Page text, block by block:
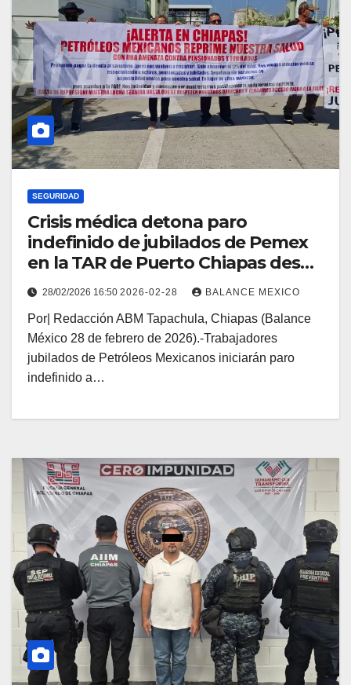
SEGURIDAD
Crisis médica detona paro
indefinido de jubilados de Pemex
en la TAR de Puerto Chiapas desde
este Lunes
28/02/2026 16:50 2026-02-28 BALANCE MEXICO
Por| Redacción ABM Tapachula, Chiapas (Balance
México 28 de febrero de 2026).-Trabajadores
jubilados de Petróleos Mexicanos iniciarán paro
indefinido a…